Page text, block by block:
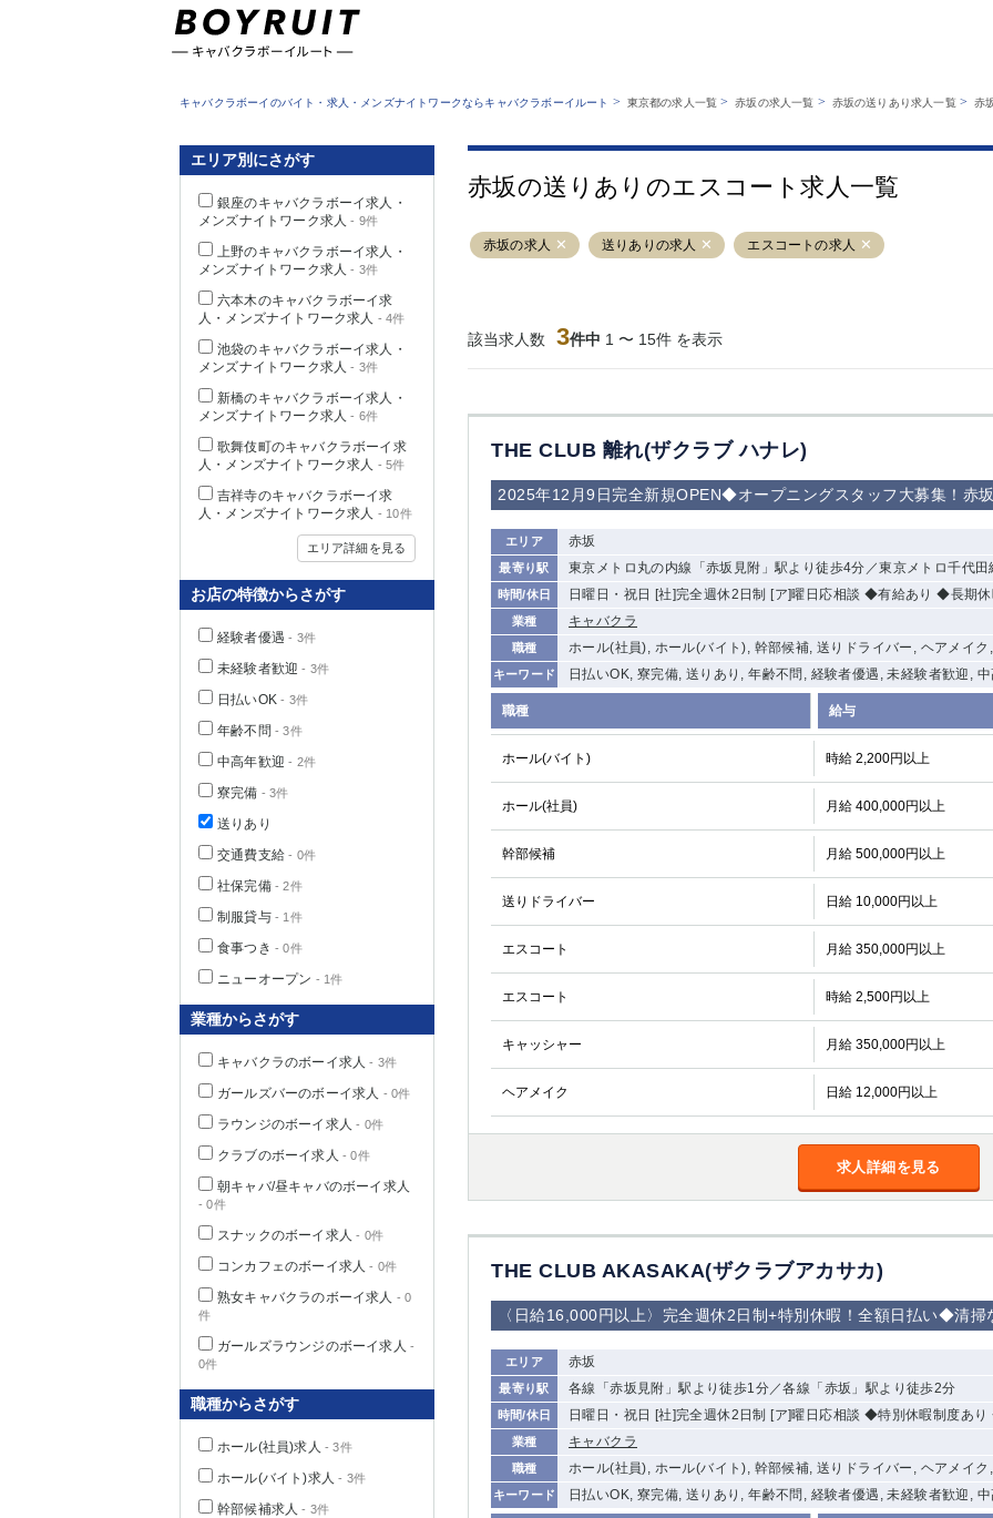
業種から探す
職種から探す
キャバクラボーイルートとは？
キャバクラボーイのバイト・求人・メンズナイトワークならキャバクラボーイルート > 東京都の求人一覧 >赤坂の求人一覧 > 赤坂の送りあり求人一覧> 赤
赤坂の送りありのエスコート求人一覧
赤坂の求人 送りありの求人 エスコートの求人
該当求人数 3件中 1 〜 15件 を表示
THE CLUB 離れ(ザクラブ ハナレ)
2025年12月9日完全新規OPEN◆オープニングスタッフ大募集！赤
エリア 赤坂
最寄り駅 東京メトロ丸の内線「赤坂見附」駅より徒歩4分／東京メトロ千代
時間/休日 日曜日・祝日 [社]完全週休2日制 [ア]曜日応相談 ◆有給あり ◆長期休
業種 キャバクラ
職種 ホール(社員), ホール(バイト), 幹部候補, 送りドライバー, ヘアメイク
キーワード 日払いOK, 寮完備, 送りあり, 年齢不問, 経験者優遇, 未経験者歓迎,
職種 給与
ホール(バイト) 時給 2,200円以上
ホール(社員) 月給 400,000円以上
幹部候補 月給 500,000円以上
送りドライバー 日給 10,000円以上
エスコート 月給 350,000円以上
エスコート 時給 2,500円以上
キャッシャー 月給 350,000円以上
ヘアメイク 日給 12,000円以上
求人詳細を見る
THE CLUB AKASAKA(ザクラブアカサカ)
〈日給16,000円以上〉完全週休2日制+特別休暇！全額日払い◆清
エリア 赤坂
最寄り駅 各線「赤坂見附」駅より徒歩1分／各線「赤坂」駅より徒歩2分
時間/休日 日曜日・祝日 [社]完全週休2日制 [ア]曜日応相談 ◆特別休暇制度あ
業種 キャバクラ
職種 ホール(社員), ホール(バイト), 幹部候補, 送りドライバー, ヘアメイ
キーワード 日払いOK, 寮完備, 送りあり, 年齢不問, 経験者優遇, 未経験者歓迎, 中
エリア別にさがす
銀座のキャバクラボーイ求人・
メンズナイトワーク求人 - 9件
上野のキャバクラボーイ求人・
メンズナイトワーク求人 - 3件
六本木のキャバクラボーイ求
人・メンズナイトワーク求人 - 4件
池袋のキャバクラボーイ求人・
メンズナイトワーク求人 - 3件
新橋のキャバクラボーイ求人・
メンズナイトワーク求人 - 6件
歌舞伎町のキャバクラボーイ求
人・メンズナイトワーク求人 - 5件
吉祥寺のキャバクラボーイ求
人・メンズナイトワーク求人 - 10件
エリア詳細を見る
お店の特徴からさがす
経験者優遇 - 3件
未経験者歓迎 - 3件
日払いOK - 3件
年齢不問 - 3件
中高年歓迎 - 2件
寮完備 - 3件
送りあり
交通費支給 - 0件
社保完備- 2件
制服貸与- 1件
食事つき - 0件
ニューオープン - 1件
業種からさがす
キャバクラのボーイ求人 - 3件
ガールズバーのボーイ求人 - 0件
ラウンジのボーイ求人 - 0件
クラブのボーイ求人 - 0件
朝キャバ/昼キャバのボーイ求人
- 0件
スナックのボーイ求人 - 0件
コンカフェのボーイ求人 - 0件
熟女キャバクラのボーイ求人 - 0
件
ガールズラウンジのボーイ求人 -
0件
職種からさがす
ホール(社員)求人 - 3件
ホール(バイト)求人 - 3件
幹部候補求人 - 3件
東京都 銀座 上野 六本木 池袋
立川
千葉中央 門前仲町
大山
赤坂 高円寺
ひばりヶ丘（北
学芸大学
の好立地！
「赤羽駅」から
徒歩2分 ②東
京メトロ南北線
「赤羽岩淵駅」
から徒歩10分
口）
宿
①歌舞伎町 ②
新宿
①東武練馬 ②
成増・板橋 ③
大山 ②池袋
池袋東口 金町 大井町
下赤塚 竹ノ塚 三鷹 亀戸
荻窪
浅草 新小岩 幡ヶ谷
五井
関内 横浜 川崎 溝の口
新横浜
武蔵小杉
小田原
横浜・桜木町
関内・馬車道・
日ノ出町
武蔵新城
茅ヶ崎 戸塚 たまプラーザ 大船
厚木
桜木町
大宮 川越
南浦和
獨協大学前＜
加松原＞
千葉県 船橋 千葉
佐倉
柏（西口） 木更津 柏（東口）
茂原
松戸 八千代台 本八幡
都宮西口）
茨城県
群馬県
該当求人 0件 選択した内容で設定